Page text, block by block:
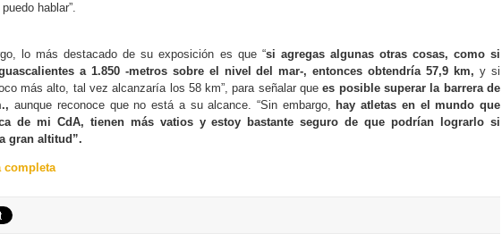
hablar”.
lo más destacado de su exposición es que “si agregas algunas otras cosas, como si
a 1.850 -metros sobre el nivel del mar-, entonces obtendría 57,9 km, y si
más alto, tal vez alcanzaría los 58 km”, para señalar quees posible superar la barrera de
aunque reconoce que no está a su alcance. “Sin embargo, hay atletas en el mundo que
de mi CdA, tienen más vatios y estoy bastante seguro de que podrían lograrlo si
gran altitud”.
completa